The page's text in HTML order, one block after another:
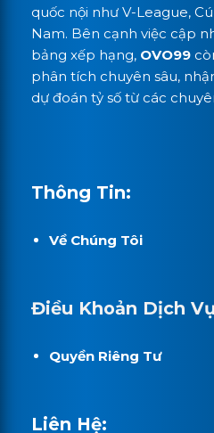
quốc nội như V-League,
Nam. Bên cạnh việc cập
bảng xếp hạng, OVO99
phân tích chuyên sâu,
dự đoán tỷ số từ các
Thông Tin:
Về Chúng Tôi
Điều Khoản Dịch
Quyền Riêng Tư
Liên Hệ: